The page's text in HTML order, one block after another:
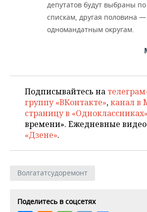
депутатов будут выбраны
спискам, другая половина —
одномандатным округам.
Подписывайтесь на
группу «ВКонтакте»,канал в
страницу в «Одноклассниках»
времени». Ежедневные
«Дзене».
Волгататсудоремонт
Поделитесь в соцсетях